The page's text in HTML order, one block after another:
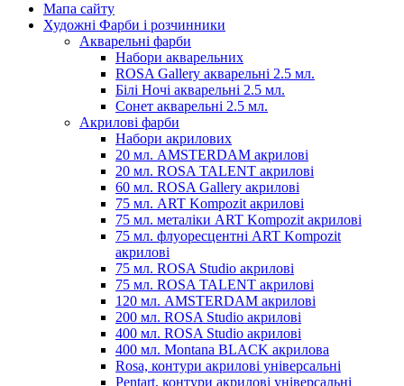
Мапа сайту
Художні Фарби і розчинники
Акварельні фарби
Набори акварельних
ROSA Gallery акварельні 2.5 мл.
Білі Ночі акварельні 2.5 мл.
Сонет акварельні 2.5 мл.
Акрилові фарби
Набори акрилових
20 мл. AMSTERDAM акрилові
20 мл. ROSA TALENT акрилові
60 мл. ROSA Gallery акрилові
75 мл. ART Kompozit акрилові
75 мл. металіки ART Kompozit акрилові
75 мл. флуоресцентні ART Kompozit
акрилові
75 мл. ROSA Studio акрилові
75 мл. ROSA TALENT акрилові
120 мл. AMSTERDAM акрилові
200 мл. ROSA Studio акрилові
400 мл. ROSA Studio акрилові
400 мл. Montana BLACK акрилова
Rosa, контури акрилові універсальні
Pentart, контури акрилові універсальні